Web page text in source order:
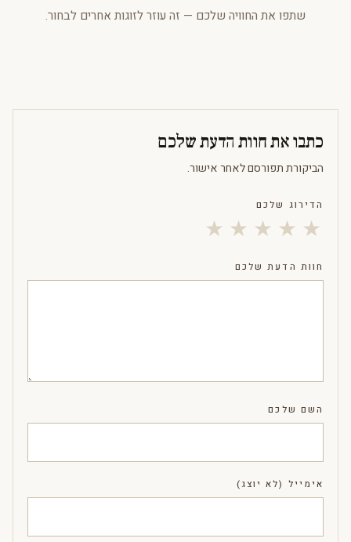
שתפו את החוויה שלכם — זה עוזר לזוגות אחרים לבחור.
כתבו את חוות הדעת שלכם
הביקורת תפורסם לאחר אישור.
הדירוג שלכם
★ ★ ★ ★ ★
חוות הדעת שלכם
השם שלכם
אימייל (לא יוצג)